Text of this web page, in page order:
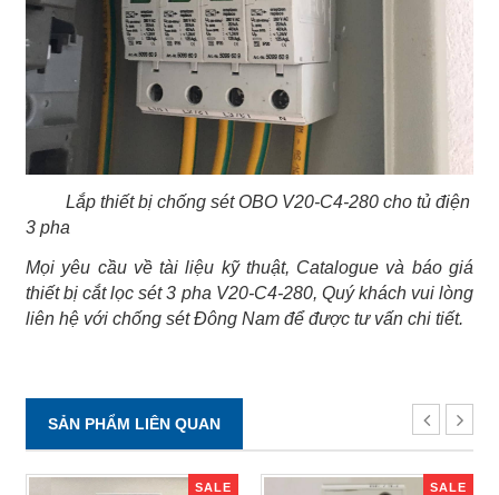
Lắp thiết bị chống sét OBO V20-C4-280 cho tủ điện
3 pha
Mọi yêu cầu về tài liệu kỹ thuật, Catalogue và báo giá
thiết bị cắt lọc sét 3 pha V20-C4-280, Quý khách vui lòng
liên hệ với chống sét Đông Nam để được tư vấn chi tiết.
SẢN PHẨM LIÊN QUAN
SALE SALE